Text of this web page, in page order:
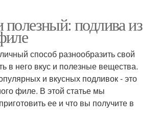
подлива из
способ разнообразить свой
в него вкус и полезные вещества.
и вкусных подливок - это
филе. В этой статье мы
ее и что вы получите в